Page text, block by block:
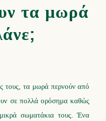
τα μωρά
τους, τα μωρά περνούν από
σε πολλά ορόσημα καθώς
σωματάκια τους. Ένα